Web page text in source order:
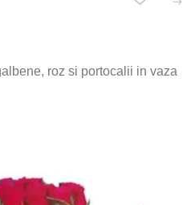
roz si portocalii in vaza